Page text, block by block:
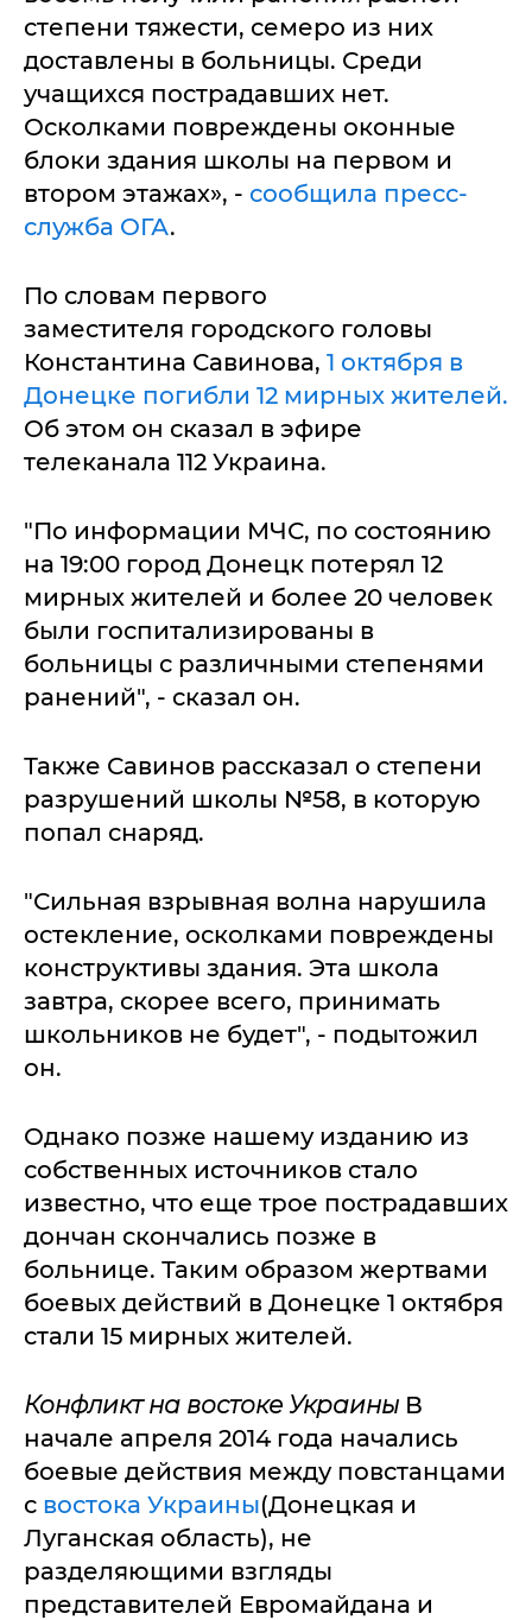
степени тяжести, семеро из них
доставлены в больницы. Среди
учащихся пострадавших нет.
Осколками повреждены оконные
блоки здания школы на первом и
втором этажах», - сообщила пресс-
служба ОГА.
По словам первого
заместителя городского головы
Константина Савинова, 1 октября в
Донецке погибли 12 мирных жителей.
Об этом он сказал в эфире
телеканала 112 Украина.
"По информации МЧС, по состоянию
на 19:00 город Донецк потерял 12
мирных жителей и более 20 человек
были госпитализированы в
больницы с различными степенями
ранений", - сказал он.
Также Савинов рассказал о степени
разрушений школы №58, в которую
попал снаряд.
"Сильная взрывная волна нарушила
остекление, осколками повреждены
конструктивы здания. Эта школа
завтра, скорее всего, принимать
школьников не будет", - подытожил
он.
Однако позже нашему изданию из
собственных источников стало
известно, что еще трое пострадавших
дончан скончались позже в
больнице. Таким образом жертвами
боевых действий в Донецке 1 октября
стали 15 мирных жителей.
Конфликт на востоке Украины В
начале апреля 2014 года начались
боевые действия между повстанцами
с востока Украины(Донецкая и
Луганская область), не
разделяющими взгляды
представителей Евромайдана и